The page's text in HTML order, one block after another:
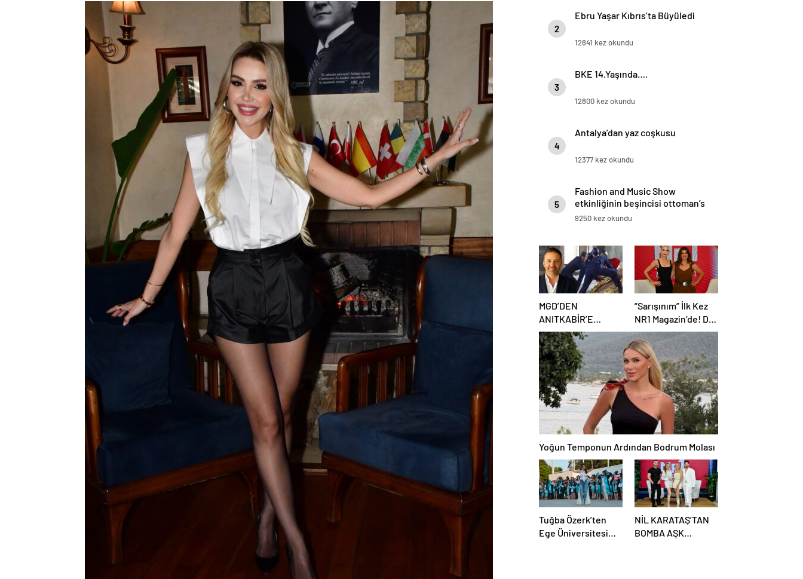
2
Ebru Yaşar Kıbrıs’ta Büyüledi
12841 kez okundu
3
BKE 14.Yaşında….
12800 kez okundu
4
Antalya’dan yaz coşkusu
12377 kez okundu
5
Fashion and Music Show
etkinliğinin beşincisi ottoman’s
lıfe hotel deluxe’de gerçekleşti.
9250 kez okundu
MGD’DEN
ANITKABİR’E
ANLAMLI ZİYARET
“Sarışınım” İlk Kez
NR1 Magazin’de! Dila
Kalafatoğlu’ndan
Yazın En İddialı
Yorumu
Yoğun Temponun Ardından Bodrum Molası
Tuğba Özerk’ten
Ege Üniversitesi
NİL KARATAŞ’TAN
BOMBA AŞK